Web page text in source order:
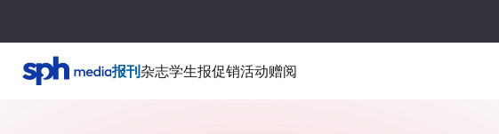
报刊杂志学生报促销活动赠阅